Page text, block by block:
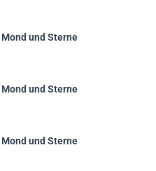
und Sterne
und Sterne
und Sterne